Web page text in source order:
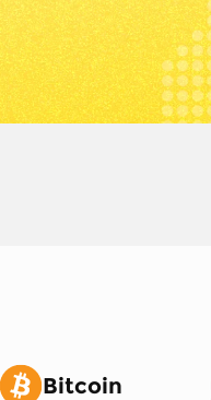
Bitcoin